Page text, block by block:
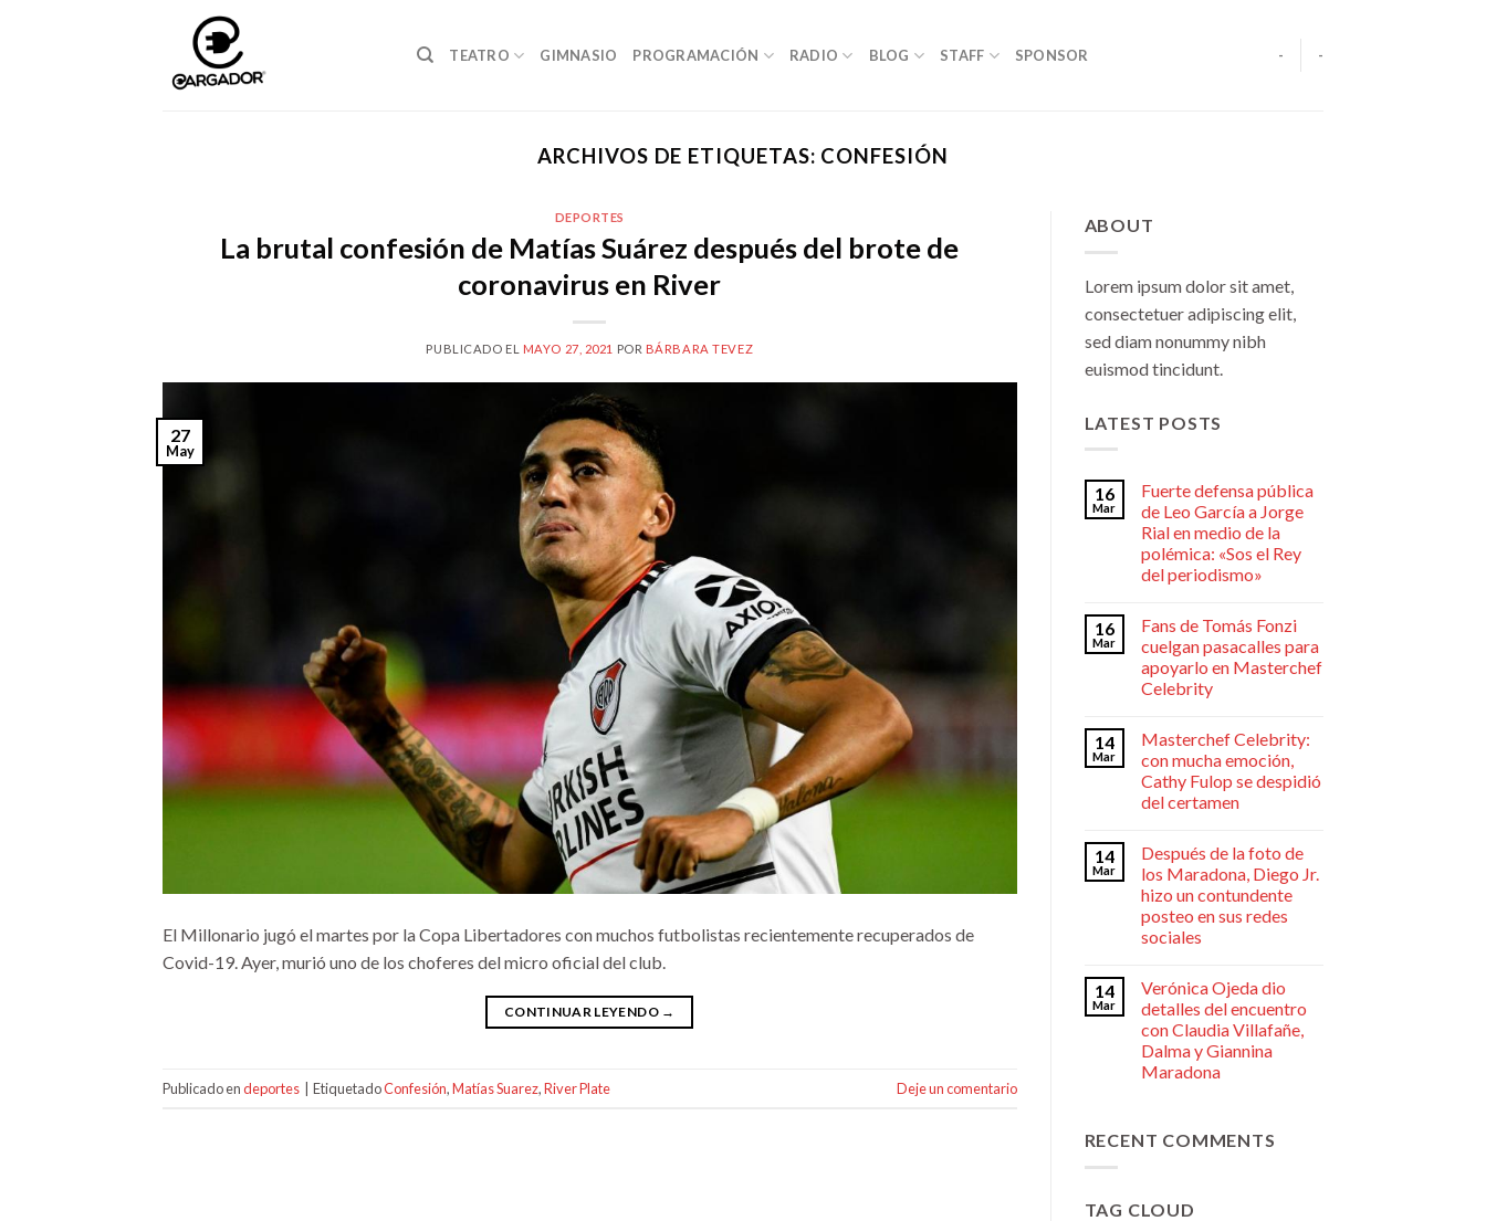
TEATRO GIMNASIO PROGRAMACIÓN RADIO BLOG STAFF SPONSOR - -
ARCHIVOS DE ETIQUETAS: CONFESIÓN
DEPORTES
La brutal confesión de Matías Suárez después del brote de
coronavirus en River
PUBLICADO EL MAYO 27, 2021 POR BÁRBARA TEVEZ
27
May
El Millonario jugó el martes por la Copa Libertadores con muchos futbolistas recientemente recuperados de
Covid-19. Ayer, murió uno de los choferes del micro oficial del club.
CONTINUAR LEYENDO →
Publicado endeportes | EtiquetadoConfesión,Matías Suarez,River Plate Deje un comentario
ABOUT
Lorem ipsum dolor sit amet,
consectetuer adipiscing elit,
sed diam nonummy nibh
euismod tincidunt.
LATEST POSTS
16
Mar
Fuerte defensa pública
de Leo García a Jorge
Rial en medio de la
polémica: «Sos el Rey
del periodismo»
16
Mar
Fans de Tomás Fonzi
cuelgan pasacalles para
apoyarlo en Masterchef
Celebrity
14
Mar
Masterchef Celebrity:
con mucha emoción,
Cathy Fulop se despidió
del certamen
14
Mar
Después de la foto de
los Maradona, Diego Jr.
hizo un contundente
posteo en sus redes
sociales
14
Mar
Verónica Ojeda dio
detalles del encuentro
con Claudia Villafañe,
Dalma y Giannina
Maradona
RECENT COMMENTS
TAG CLOUD